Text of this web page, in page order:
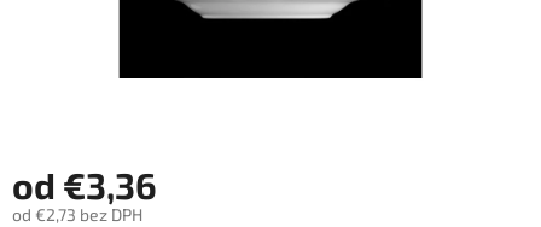
od €3,36
od €2,73 bez DPH